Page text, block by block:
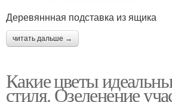
Деревяннная подставка из ящика
читать дальше →
Какие цветы
стиля. Озеленение